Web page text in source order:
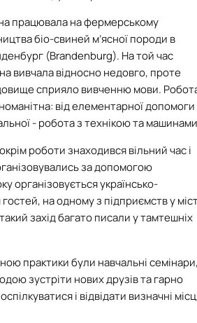
для забезпечення рівності у …
працювала на фермерському
біо-свиней м’ясної породи в
(Brandenburg). На той час
вивчала відносно недовго, проте
сприяло вивченню мови.
від елементарної допомоги
- робота з технікою та
роботи знаходився вільний час і
за допомогою
організовується українсько-
на одному з підприємств у
захід багато писали у тамтешніх
практики були навчальні
зустріти нових друзів та гарно
і відвідати визначні